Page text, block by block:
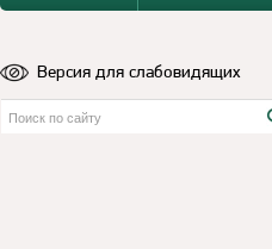
Версия для слабовидящих